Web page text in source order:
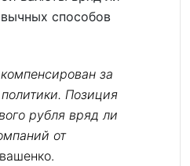
способов
за
Позиция
рубля вряд ли
от